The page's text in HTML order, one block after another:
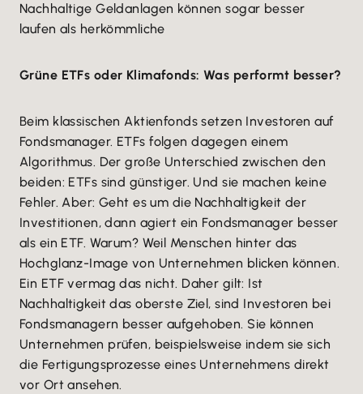
Nachhaltige Geldanlagen können sogar besser
laufen als herkömmliche
Grüne ETFs oder Klimafonds: Was performt besser?
Beim klassischen Aktienfonds setzen Investoren auf
Fondsmanager. ETFs folgen dagegen einem
Algorithmus. Der große Unterschied zwischen den
beiden: ETFs sind günstiger. Und sie machen keine
Fehler. Aber: Geht es um die Nachhaltigkeit der
Investitionen, dann agiert ein Fondsmanager besser
als ein ETF. Warum? Weil Menschen hinter das
Hochglanz-Image von Unternehmen blicken können.
Ein ETF vermag das nicht. Daher gilt: Ist
Nachhaltigkeit das oberste Ziel, sind Investoren bei
Fondsmanagern besser aufgehoben. Sie können
Unternehmen prüfen, beispielsweise indem sie sich
die Fertigungsprozesse eines Unternehmens direkt
vor Ort ansehen.